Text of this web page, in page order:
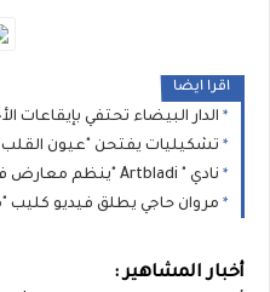
اقرا ايضا
الدار البيضاء تحتفي بإيقاعات الأجداد: انطلاق الدورة 14
تشكيليات يفتحن "عيون القلب"
نادي " Artbladi "ينظم معارض فنية لدعم الصحة النفسية
مروان حاجي يطلق فيديو كليب "مملكة 12 قرنًا".. احتفاء بصري وموسيقى
أخبار المشاهير :